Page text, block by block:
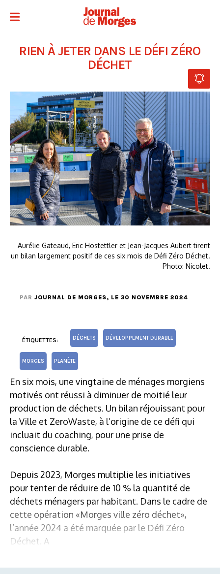
RIEN À JETER DANS LE DÉFI ZÉRO
DÉCHET
Aurélie Gateaud, Eric Hostettler et Jean-Jacques Aubert tirent
un bilan largement positif de ces six mois de Défi Zéro Déchet.
Photo: Nicolet.
PAR JOURNAL DE MORGES, LE 30 NOVEMBRE 2024
ÉTIQUETTES: DÉCHETS DÉVELOPPEMENT DURABLE
MORGES PLANÈTE
En six mois, une vingtaine de ménages morgiens
motivés ont réussi à diminuer de moitié leur
production de déchets. Un bilan réjouissant pour
la Ville et ZeroWaste, à l’origine de ce défi qui
incluait du coaching, pour une prise de
conscience durable.
Depuis 2023, Morges multiplie les initiatives
pour tenter de réduire de 10 % la quantité de
déchets ménagers par habitant. Dans le cadre de
cette opération «Morges ville zéro déchet»,
l’année 2024 a été marquée par le Défi Zéro
Déchet. A